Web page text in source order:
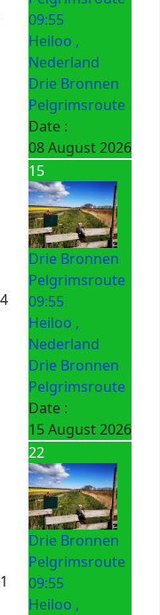
09:55
Heiloo ,
Nederland
Drie Bronnen
Pelgrimsroute
Date :
08 August 2026
15
Drie Bronnen
Pelgrimsroute
09:55
Heiloo ,
Nederland
Drie Bronnen
Pelgrimsroute
Date :
15 August 2026
22
Drie Bronnen
Pelgrimsroute
09:55
Heiloo ,